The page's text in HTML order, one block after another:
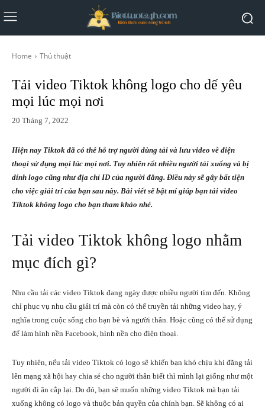
Home Thủ thuật
Tải video Tiktok không logo cho dế yêu
mọi lúc mọi nơi
20 Tháng 7, 2022
Hiện nay Tiktok đã có thể hỗ trợ người dùng tải và lưu video về điện
thoại sử dụng mọi lúc mọi nơi. Tuy nhiên rất nhiều người tải xuống và bị
dính logo cũng như địa chỉ ID của người đăng. Điều này sẽ gây bất tiện
cho việc giải trí của bạn sau này. Bài viết sẽ bật mí giúp bạn tải video
Tiktok không logo cho bạn tham khảo nhé.
Tải video Tiktok không logo nhằm
mục đích gì?
Nhu cầu tải các video Tiktok đang ngày được nhiều người tìm đến. Không
chỉ phục vụ nhu cầu giải trí mà còn có thể truyền tải những video hay, ý
nghĩa trong cuộc sống cho bạn bè và người thân. Hoặc cũng có thể sử dụng
để làm hình nền Facebook, hình nền cho điện thoại.
Tuy nhiên, nếu tải video Tiktok có logo sẽ khiến bạn khó chịu khi đăng tải
lên mạng xã hội hay chia sẻ cho người thân biết thì mình lại giống như một
người đi ăn cắp lại. Do đó, bạn sẽ muốn những video Tiktok mà bạn tải
xuống không có logo và thuộc bản quyền của chính bạn. Sẽ không có ai